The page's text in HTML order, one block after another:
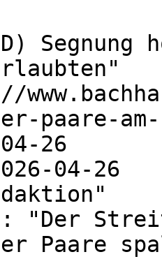
Segnung
paare-
26
04-26
"Der Streit
Paare